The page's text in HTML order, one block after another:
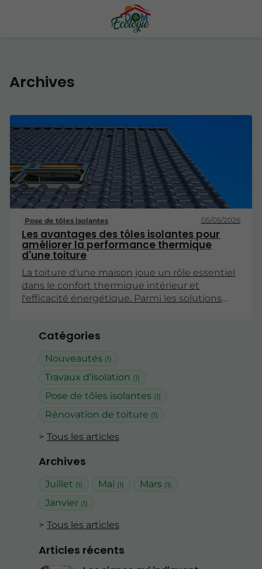
Catégories
Nouveautés (1)
Travaux d'isolation (1)
Pose de tôles isolantes (1)
Rénovation de toiture (1)
Tous les articles
Archives
Juillet (1) Mai (1) Mars (1)
Janvier (1)
Tous les articles
Articles récents
Archives
Pose de tôles isolantes 05/05/2026
Les avantages des tôles isolantes pour
améliorer la performance thermique
d'une toiture
La toiture d'une maison joue un rôle essentiel
dans le confort thermique intérieur et
l'efficacité énergétique. Parmi les solutions
nombreux atouts. Cet article explore en
innovants, en mettant en lumière leur impact
sur la performance thermique des toitures.